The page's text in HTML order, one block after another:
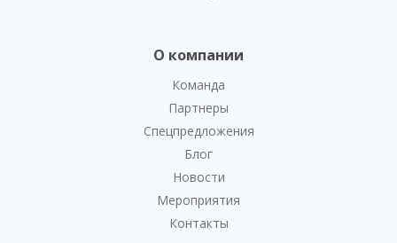
О компании
Команда
Партнеры
Спецпредложения
Блог
Новости
Мероприятия
Контакты